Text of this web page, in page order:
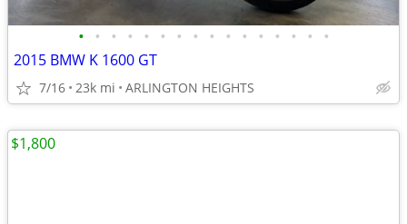
• • • • • • • • • • • • • • • •
2015 BMW K 1600 GT
7/16 23k mi ARLINGTON HEIGHTS
$1,800